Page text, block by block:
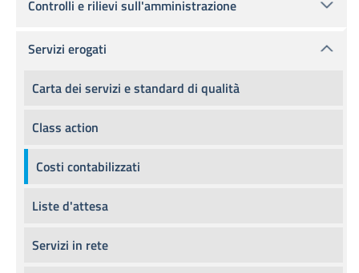
Controlli e rilievi sull'amministrazione
Servizi erogati
Carta dei servizi e standard di qualità
Class action
Costi contabilizzati
Liste d'attesa
Servizi in rete